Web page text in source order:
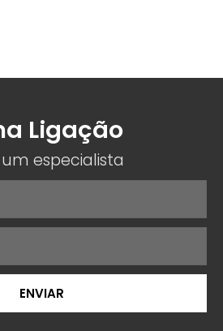
Ligação
especialista
ENVIAR